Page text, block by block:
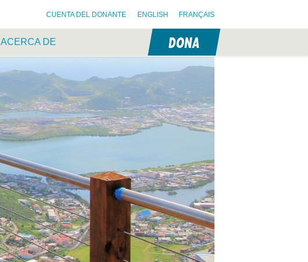
CUENTA DEL DONANTE ENGLISH FRANÇAIS
ACERCA DE DONA